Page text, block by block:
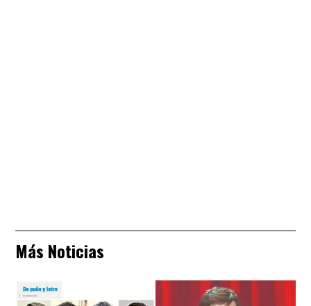
Más Noticias